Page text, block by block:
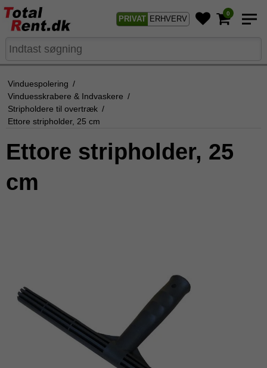
PRIVAT ERHVERV
0
Vinduespolering /
Vinduesskrabere & Indvaskere /
Stripholdere til overtræk /
Ettore stripholder, 25 cm
Ettore stripholder, 25
cm